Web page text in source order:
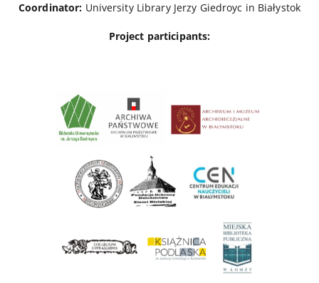
Coordinator: University Library Jerzy Giedroyc in Białystok
Project participants: